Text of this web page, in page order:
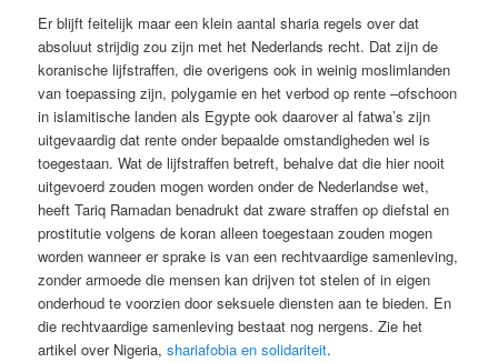
Er blijft feitelijk maar een klein aantal sharia regels over dat
absoluut strijdig zou zijn met het Nederlands recht. Dat zijn de
koranische lijfstraffen, die overigens ook in weinig moslimlanden
van toepassing zijn, polygamie en het verbod op rente –ofschoon
in islamitische landen als Egypte ook daarover al fatwa’s zijn
uitgevaardig dat rente onder bepaalde omstandigheden wel is
toegestaan. Wat de lijfstraffen betreft, behalve dat die hier nooit
uitgevoerd zouden mogen worden onder de Nederlandse wet,
heeft Tariq Ramadan benadrukt dat zware straffen op diefstal en
prostitutie volgens de koran alleen toegestaan zouden mogen
worden wanneer er sprake is van een rechtvaardige samenleving,
zonder armoede die mensen kan drijven tot stelen of in eigen
onderhoud te voorzien door seksuele diensten aan te bieden. En
die rechtvaardige samenleving bestaat nog nergens. Zie het
artikel over Nigeria,shariafobia en solidariteit.